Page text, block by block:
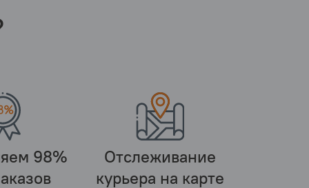
98%
Отслеживание
курьера на карте